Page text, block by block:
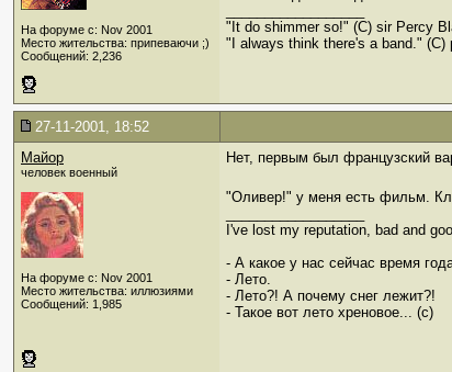
На форуме с: Nov 2001
Место жительства: припеваючи ;)
Сообщений: 2,236
"It do shimmer so!" (С) sir Percy
"I always think there's a band." (C)
27-11-2001, 18:52
Майор
человек военный
На форуме с: Nov 2001
Место жительства: иллюзиями
Сообщений: 1,985
Нет, первым был французский
"Оливер!" у меня есть фильм.
I've lost my reputation, bad and
- А какое у нас сейчас время
- Лето.
- Лето?! А почему снег лежит?!
- Такое вот лето хреновое... (с)